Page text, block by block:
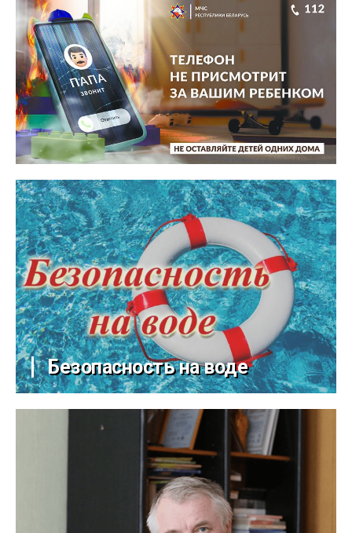
Безопасность на воде